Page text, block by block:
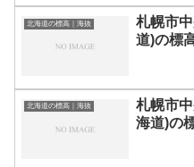
北海道の標高｜海抜
札幌市
道)の標
北海道の標高｜海抜
札幌市
海道)の